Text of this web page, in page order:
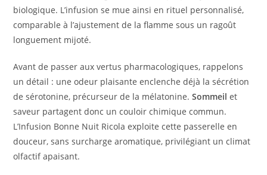
biologique. L’infusion se mue ainsi en rituel personnalisé,
comparable à l’ajustement de la flamme sous un ragoût
longuement mijoté.
Avant de passer aux vertus pharmacologiques, rappelons
un détail : une odeur plaisante enclenche déjà la sécrétion
de sérotonine, précurseur de la mélatonine. Sommeil et
saveur partagent donc un couloir chimique commun.
L’Infusion Bonne Nuit Ricola exploite cette passerelle en
douceur, sans surcharge aromatique, privilégiant un climat
olfactif apaisant.